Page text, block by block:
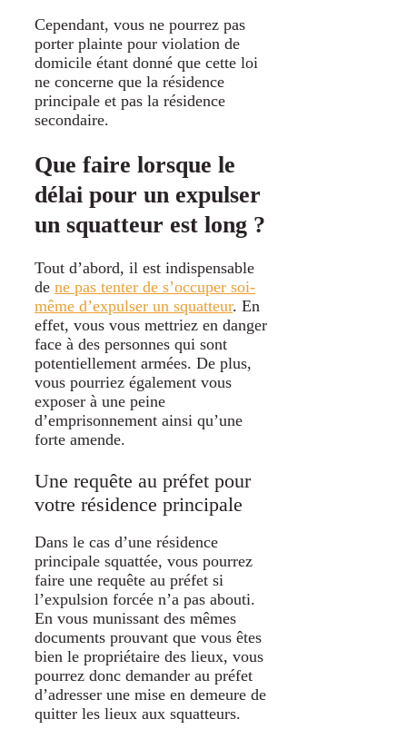
Cependant, vous ne pourrez pas
porter plainte pour violation de
domicile étant donné que cette loi
ne concerne que la résidence
principale et pas la résidence
secondaire.
Que faire lorsque le
délai pour un expulser
un squatteur est long ?
Tout d’abord, il est indispensable
de ne pas tenter de s’occuper soi-
même d’expulser un squatteur. En
effet, vous vous mettriez en danger
face à des personnes qui sont
potentiellement armées. De plus,
vous pourriez également vous
exposer à une peine
d’emprisonnement ainsi qu’une
forte amende.
Une requête au préfet pour
votre résidence principale
Dans le cas d’une résidence
principale squattée, vous pourrez
faire une requête au préfet si
l’expulsion forcée n’a pas abouti.
En vous munissant des mêmes
documents prouvant que vous êtes
bien le propriétaire des lieux, vous
pourrez donc demander au préfet
d’adresser une mise en demeure de
quitter les lieux aux squatteurs.